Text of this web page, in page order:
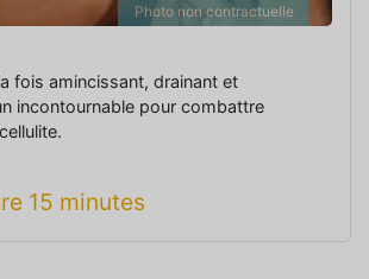
Photo non contractuelle
fois amincissant, drainant et
incontournable pour combattre
15 minutes